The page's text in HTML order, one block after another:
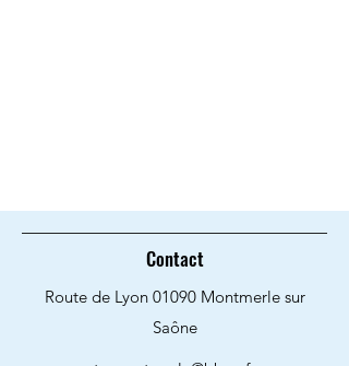
Contact
Route de Lyon 01090 Montmerle sur
Saône